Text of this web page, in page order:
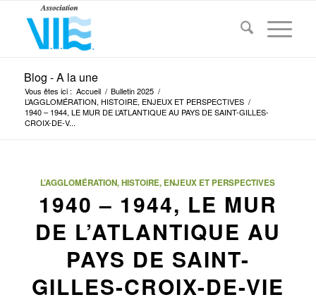
Blog - A la une
Vous êtes ici : Accueil / Bulletin 2025 /
L’AGGLOMÉRATION, HISTOIRE, ENJEUX ET PERSPECTIVES /
1940 – 1944, LE MUR DE L’ATLANTIQUE AU PAYS DE SAINT-GILLES-
CROIX-DE-V...
L’AGGLOMÉRATION, HISTOIRE, ENJEUX ET PERSPECTIVES
1940 – 1944, LE MUR
DE L’ATLANTIQUE AU
PAYS DE SAINT-
GILLES-CROIX-DE-VIE